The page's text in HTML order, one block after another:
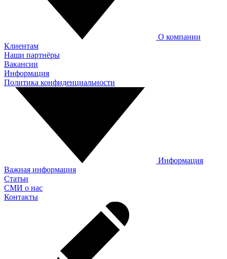
О компании
Клиентам
Наши партнёры
Вакансии
Информация
Политика конфиденциальности
Информация
Важная информация
Статьи
СМИ о нас
Контакты